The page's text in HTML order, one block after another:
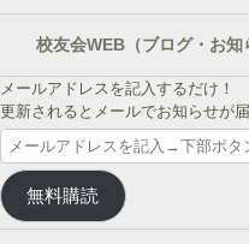
校友会WEB（ブログ・お知
メールアドレスを記入するだけ！
更新されるとメールでお知らせが届
ー
ル
ア
ド
無料購読